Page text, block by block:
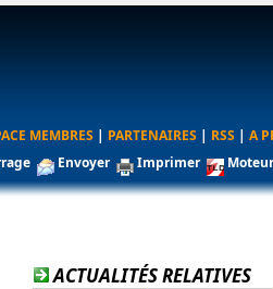
MEMBRES | PARTENAIRES | RSS | A
Envoyer Imprimer
ACTUALITÉS RELATIVES